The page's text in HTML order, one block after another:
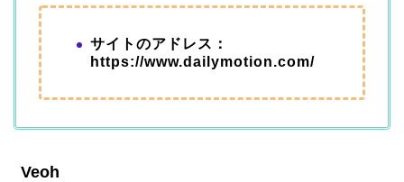
サイトのアドレス：
https://www.dailymotion.com/
Veoh